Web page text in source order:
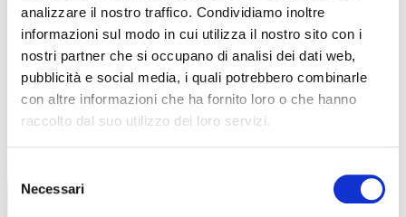
analizzare il nostro traffico. Condividiamo inoltre
informazioni sul modo in cui utilizza il nostro sito con i
nostri partner che si occupano di analisi dei dati web,
pubblicità e social media, i quali potrebbero combinarle
con altre informazioni che ha fornito loro o che hanno
raccolto dal suo utilizzo dei loro servizi.
delNecessari
TUTTE LE CATEGORIE DEL MAGAZINE